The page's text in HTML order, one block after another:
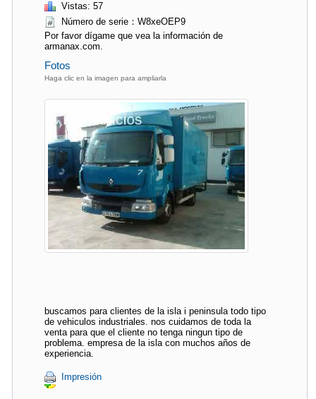
Vistas: 57
Número de serie：W8xeOEP9
Por favor dígame que vea la información de
armanax.com.
Fotos
Haga clic en la imagen para ampliarla
buscamos para clientes de la isla i peninsula todo tipo
de vehiculos industriales. nos cuidamos de toda la
venta para que el cliente no tenga ningun tipo de
problema. empresa de la isla con muchos años de
experiencia.
Impresión